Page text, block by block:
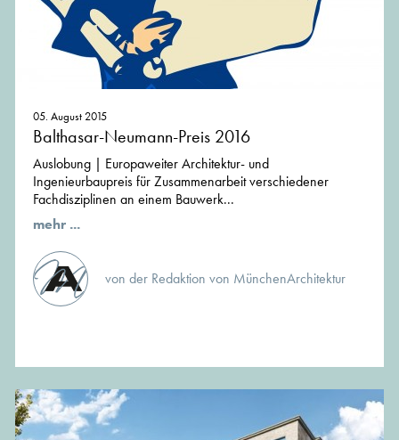
05. August 2015
Balthasar-Neumann-Preis 2016
Auslobung | Europaweiter Architektur- und
Ingenieurbaupreis für Zusammenarbeit verschiedener
Fachdisziplinen an einem Bauwerk...
mehr ...
von der Redaktion von MünchenArchitektur